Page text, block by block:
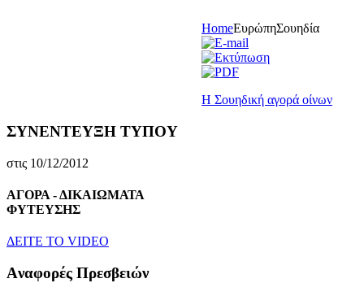
HomeEυρώπηΣουηδία
Η Σουηδική αγορά οίνων
ΣΥΝΕΝΤΕΥΞΗ ΤΥΠΟΥ
στις 10/12/2012
ΑΓΟΡΑ - ΔΙΚΑΙΩΜΑΤΑ
ΦΥΤΕΥΣΗΣ
ΔEITE TO VIDEO
Aναφορές Πρεσβειών